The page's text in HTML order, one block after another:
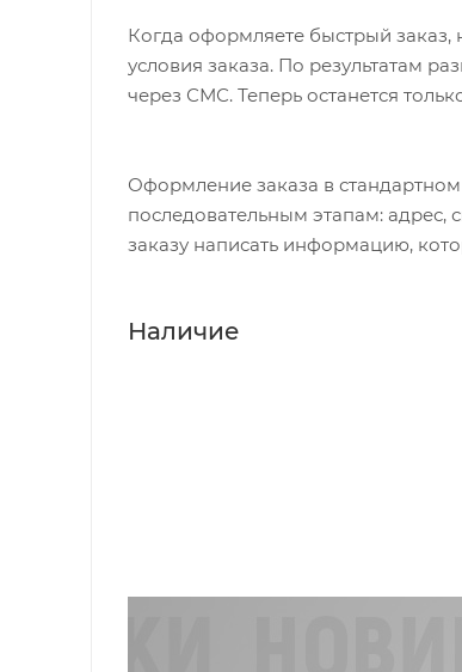
Когда оформляете быстрый
условия заказа. По результатам
через СМС. Теперь останется
Оформление заказа в
последовательным этапам: адрес,
заказу написать информацию,
Наличие